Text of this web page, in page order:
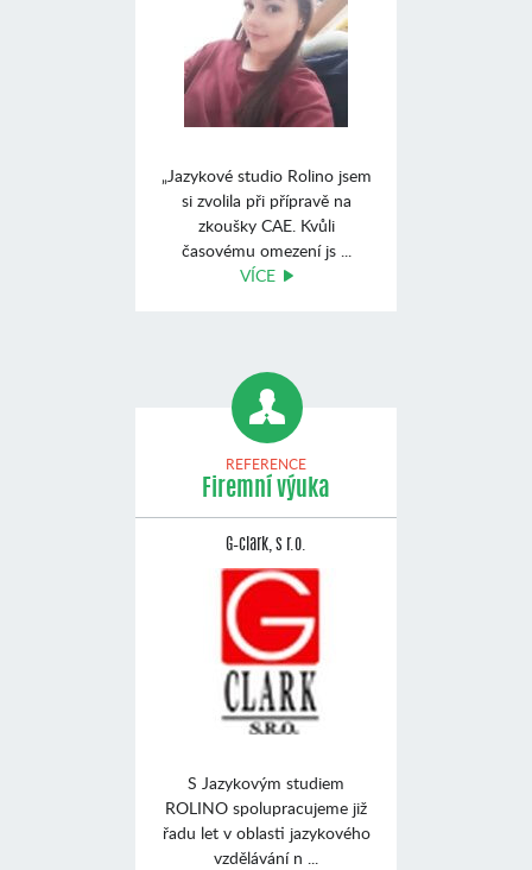
„Jazykové studio Rolino jsem
si zvolila při přípravě na
zkoušky CAE. Kvůli
časovému omezení js ...
VÍCE
REFERENCE
Firemní výuka
G–clark, s r.o.
S Jazykovým studiem
ROLINO spolupracujeme již
řadu let v oblasti jazykového
vzdělávání n ...